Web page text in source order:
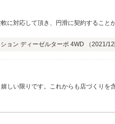
に対応して頂き、円滑に契約すること
ョン ディーゼルターボ 4WD （2021/12
しい限りです。これからも店づくりを